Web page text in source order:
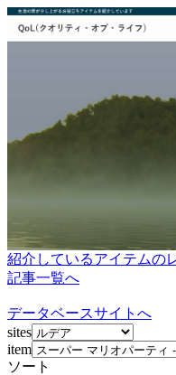
紹介しているアイテムの
記事一覧へ
データベースサイトへ
sites
item
ソート